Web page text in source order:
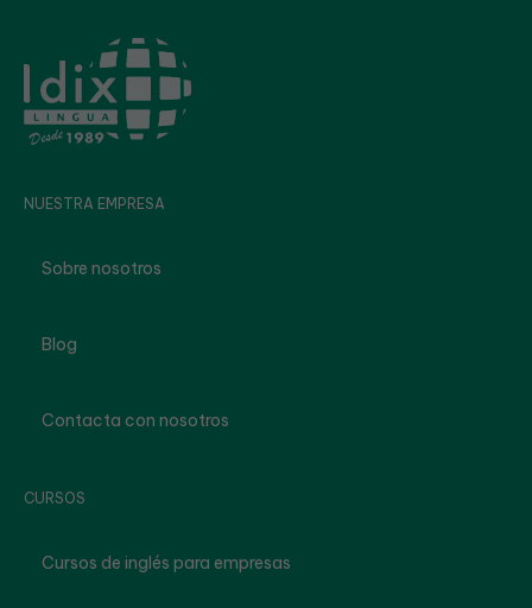
NUESTRA EMPRESA
Sobre nosotros
Blog
Contacta con nosotros
CURSOS
Cursos de inglés para empresas